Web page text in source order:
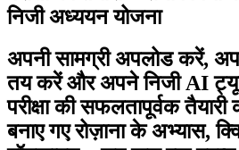
निजी अध्ययन योजना
अपनी सामग्री अपलोड करें,
तय करें और अपने निजी AI
परीक्षा की सफलतापूर्वक
बनाए गए रोज़ाना के अभ्यास,